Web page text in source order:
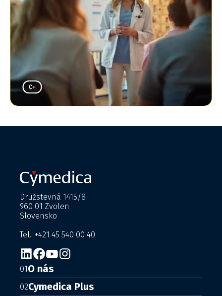
Družstevná 1415/8
960 01 Zvolen
Slovensko
Tel.: +421 45 540 00 40
01O nás
02Cymedica Plus